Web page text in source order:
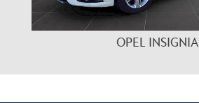
OPEL INSIGNIA